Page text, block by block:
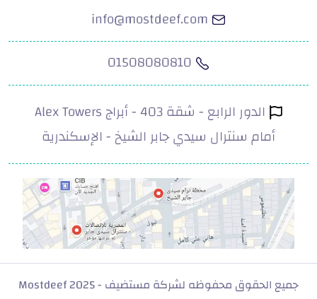
الدور الرابع - شقة 403 - أبراج Alex Towers
أمام سنترال سيدي جابر الشيخ - الإسكندرية
جميع الحقوق محفوظه لشركة مستضيف - Mostdeef 2025